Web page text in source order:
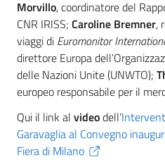
Morvillo, coordinatore del
CNR IRISS; Caroline Bremner,
viaggi di Euromonitor
direttore Europa
delle Nazioni Unite (UNWTO);
europeo responsabile per il
Qui il link al videodell’
Garavaglia al Convegno
Fiera di Milano